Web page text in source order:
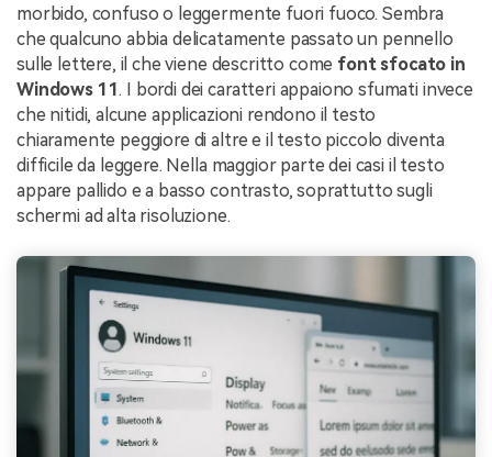
morbido, confuso o leggermente fuori fuoco. Sembra
che qualcuno abbia delicatamente passato un pennello
sulle lettere, il che viene descritto come font sfocato in
Windows 11. I bordi dei caratteri appaiono sfumati invece
che nitidi, alcune applicazioni rendono il testo
chiaramente peggiore di altre e il testo piccolo diventa
difficile da leggere. Nella maggior parte dei casi il testo
appare pallido e a basso contrasto, soprattutto sugli
schermi ad alta risoluzione.